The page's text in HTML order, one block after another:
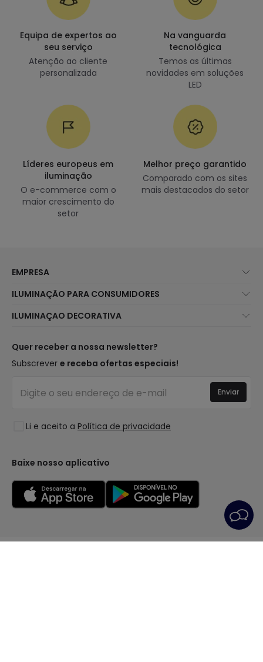
Equipa de expertos ao
seu serviço
Atenção ao cliente
personalizada
Na vanguarda
tecnológica
Temos as últimas
novidades em soluções
LED
Líderes europeus em
iluminação
O e-commerce com o
maior crescimento do
setor
Melhor preço garantido
Comparado com os sites
mais destacados do setor
EMPRESA
Atendimento ao Cliente
Métodos de Envio
É Profissional?
Perguntas Frequentes (FAQ)
ILUMINAÇÃO PARA CONSUMIDORES
Marcas
Iluminação para empresas
ILUMINAÇAO DECORATIVA
Tendências
Marcas de Decoração Premium
Espaços
Coleções
Quer receber a nossa newsletter?
Subscrever e receba ofertas especiais!
Li e aceito a Política de privacidade
Enviar
Baixe nosso aplicativo